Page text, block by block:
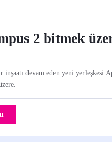
2 bitmek
inşaatı devam eden yeni yerleşkesi